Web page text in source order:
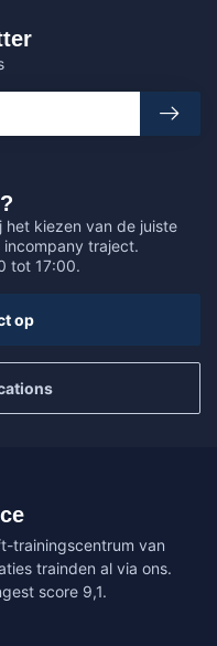
het kiezen van de juiste
traject.
tot 17:00.
op
trainingscentrum van
trainden al via ons.
score 9,1.